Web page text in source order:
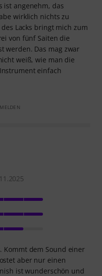
ist angenehm, das
wirklich nichts zu
Lacks bringt mich zum
von fünf Saiten die
werden. Das mag zwar
weiß, wie man die
einfach
Kommt dem Sound einer
aber nur einen
ist wunderschön und